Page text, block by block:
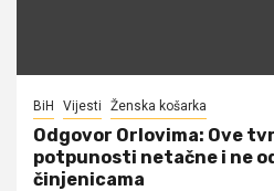
BiH Vijesti Ženska košarka
Odgovor Orlovima: ​Ove
potpunosti netačne i ne
činjenicama